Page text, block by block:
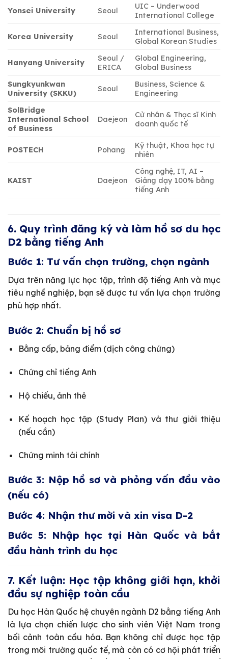
Yonsei University Seoul
UIC – Underwood
International College
Korea University Seoul
International Business,
Global Korean Studies
Hanyang University
Seoul /
ERICA
Global Engineering,
Global Business
Sungkyunkwan
University (SKKU)
Seoul
Business, Science &
Engineering
SolBridge
International School
of Business
Daejeon
Cử nhân & Thạc sĩ Kinh
doanh quốc tế
POSTECH Pohang
Kỹ thuật, Khoa học tự
nhiên
KAIST Daejeon
Công nghệ, IT, AI –
Giảng dạy 100% bằng
tiếng Anh
6. Quy trình đăng ký và làm hồ sơ du học
D2 bằng tiếng Anh
Bước 1: Tư vấn chọn trường, chọn ngành
Dựa trên năng lực học tập, trình độ tiếng Anh và mục
tiêu nghề nghiệp, bạn sẽ được tư vấn lựa chọn trường
phù hợp nhất.
Bước 2: Chuẩn bị hồ sơ
Bằng cấp, bảng điểm (dịch công chứng)
Chứng chỉ tiếng Anh
Hộ chiếu, ảnh thẻ
Kế hoạch học tập (Study Plan) và thư giới thiệu
(nếu cần)
Chứng minh tài chính
Bước 3: Nộp hồ sơ và phỏng vấn đầu vào
(nếu có)
Bước 4: Nhận thư mời và xin visa D-2
Bước 5: Nhập học tại Hàn Quốc và bắt
đầu hành trình du học
7. Kết luận: Học tập không giới hạn, khởi
đầu sự nghiệp toàn cầu
Du học Hàn Quốc hệ chuyên ngành D2 bằng tiếng Anh
là lựa chọn chiến lược cho sinh viên Việt Nam trong
bối cảnh toàn cầu hóa. Bạn không chỉ được học tập
trong môi trường quốc tế, mà còn có cơ hội phát triển